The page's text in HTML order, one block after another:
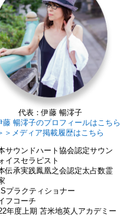
代表：伊藤 暢澪子
藤 暢澪子のプロフィールはこちら
＞メディア掲載履歴はこちら
サウンドハート協会認定サウン
イスセラピスト
伝承実践鳳凰之会認定太占数霊
プラクティショナー
フコーチ
年度上期 苫米地英人アカデミー